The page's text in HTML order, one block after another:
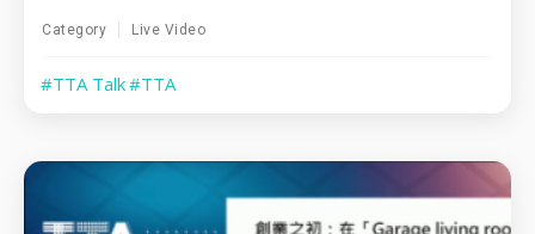
Category Live Video
#TTA Talk#TTA